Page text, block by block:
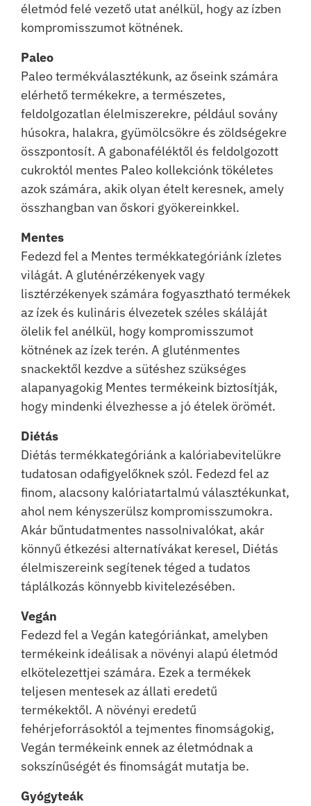
életmód felé vezető utat anélkül, hogy az ízben
kompromisszumot kötnének.
Paleo
Paleo termékválasztékunk, az őseink számára
elérhető termékekre, a természetes,
feldolgozatlan élelmiszerekre, például sovány
húsokra, halakra, gyümölcsökre és zöldségekre
összpontosít. A gabonaféléktől és feldolgozott
cukroktól mentes Paleo kollekciónk tökéletes
azok számára, akik olyan ételt keresnek, amely
összhangban van őskori gyökereinkkel.
Mentes
Fedezd fel a Mentes termékkategóriánk ízletes
világát. A gluténérzékenyek vagy
lisztérzékenyek számára fogyasztható termékek
az ízek és kulináris élvezetek széles skáláját
ölelik fel anélkül, hogy kompromisszumot
kötnének az ízek terén. A gluténmentes
snackektől kezdve a sütéshez szükséges
alapanyagokig Mentes termékeink biztosítják,
hogy mindenki élvezhesse a jó ételek örömét.
Diétás
Diétás termékkategóriánk a kalóriabevitelükre
tudatosan odafigyelőknek szól. Fedezd fel az
finom, alacsony kalóriatartalmú választékunkat,
ahol nem kényszerülsz kompromisszumokra.
Akár bűntudatmentes nassolnivalókat, akár
könnyű étkezési alternatívákat keresel, Diétás
élelmiszereink segítenek téged a tudatos
táplálkozás könnyebb kivitelezésében.
Vegán
Fedezd fel a Vegán kategóriánkat, amelyben
termékeink ideálisak a növényi alapú életmód
elkötelezettjei számára. Ezek a termékek
teljesen mentesek az állati eredetű
termékektől. A növényi eredetű
fehérjeforrásoktól a tejmentes finomságokig,
Vegán termékeink ennek az életmódnak a
sokszínűségét és finomságát mutatja be.
Gyógyteák